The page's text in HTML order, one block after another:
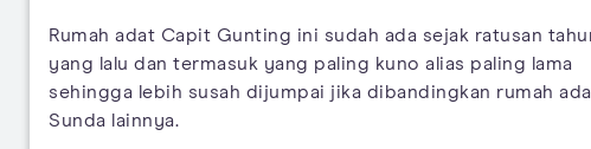
Rumah adat Capit Gunting ini sudah ada sejak ratusan
yang lalu dan termasuk yang paling kuno alias paling lama
sehingga lebih susah dijumpai jika dibandingkan rumah
Sunda lainnya.